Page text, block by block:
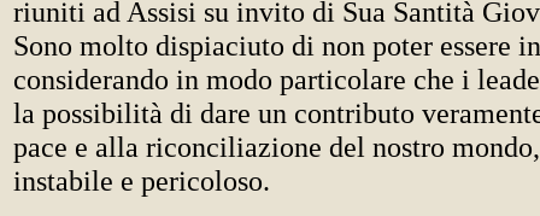
riuniti ad Assisi su invito di Sua Santità
Sono molto dispiaciuto di non poter essere
considerando in modo particolare che i
la possibilità di dare un contributo
pace e alla riconciliazione del nostro
instabile e pericoloso.